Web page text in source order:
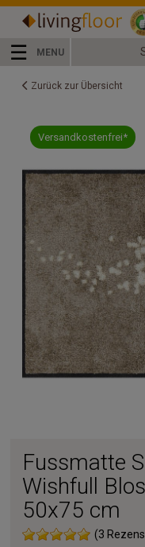
☰ MENU
Zurück zur Übersicht
Versandkostenfrei*
Fussmatte
Wishfull
50x75 cm
(3